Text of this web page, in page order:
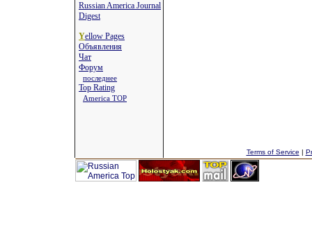
Russian America Journal
Digest
Yellow Pages
Объявления
Чат
Форум
последнее
Top Rating
America TOP
Terms of Service |